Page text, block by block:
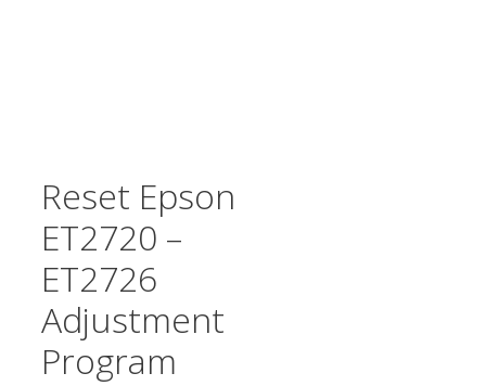
Reset Epson
ET2720 –
ET2726
Adjustment
Program